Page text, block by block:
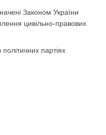
Законом України
цивільно-правових
партіях